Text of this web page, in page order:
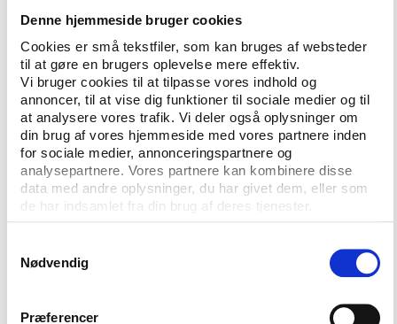
Denne hjemmeside bruger cookies
Cookies er små tekstfiler, som kan bruges af websteder
til at gøre en brugers oplevelse mere effektiv.
Vi bruger cookies til at tilpasse vores indhold og
annoncer, til at vise dig funktioner til sociale medier og til
at analysere vores trafik. Vi deler også oplysninger om
din brug af vores hjemmeside med vores partnere inden
for sociale medier, annonceringspartnere og
analysepartnere. Vores partnere kan kombinere disse
data med andre oplysninger, du har givet dem, eller som
de har indsamlet fra din brug af deres tjenester.
Nødvendig
Præferencer
hvor der er vilje, så er der også udsigt til at finde
løsninger. Hvis vi virkelig ønsker en
enhedsorganisation, som kan styrke dansk idræt og
forbedre vilkårene for de over 15.000 lokale
idrætsforeninger, som er medlemmer af DIF og DGI,
så bør det ikke være umuligt at skabe en struktur,
som alle kan se sig selv," siger han i en
pressemeddelelse efter DBU's nej.
med navnet Danske Idrætsforeninger er ifølge DBU